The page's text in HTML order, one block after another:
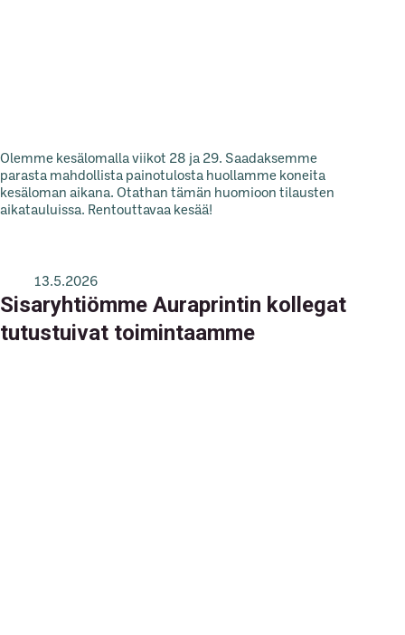
Olemme kesälomalla viikot 28 ja 29. Saadaksemme
parasta mahdollista painotulosta huollamme koneita
kesäloman aikana. Otathan tämän huomioon tilausten
aikatauluissa. Rentouttavaa kesää!
13.5.2026
Sisaryhtiömme Auraprintin kollegat
tutustuivat toimintaamme